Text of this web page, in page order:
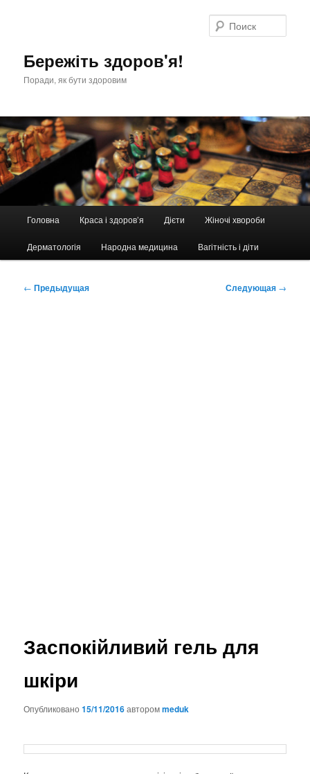
Бережіть здоров'я!
Поради, як бути здоровим
Головна Краса і здоров’я Дієти Жіночі хвороби
Дерматологія Народна медицина Вагітність і діти
Навигация
← Предыдущая Следующая →
Заспокійливий гель для
шкіри
Опубликовано15/11/2016авторомmeduk